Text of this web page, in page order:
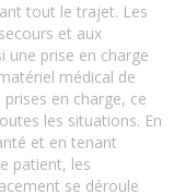
tout le trajet. Les
et aux
une prise en charge
médical de
en charge, ce
les situations. En
et en tenant
patient, les
se déroule